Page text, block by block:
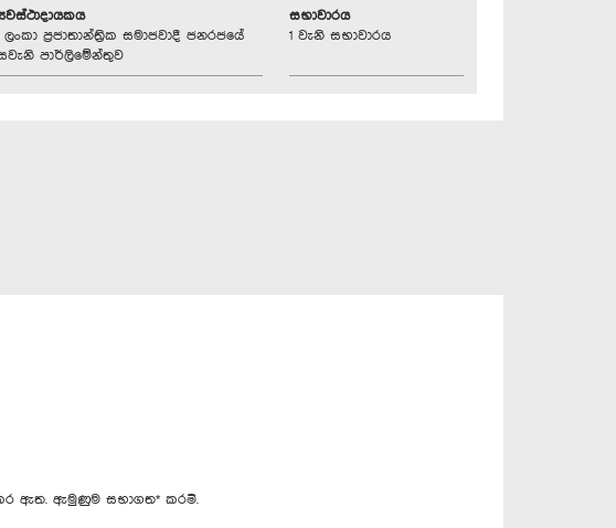
ලංකා ප්‍රජාතාන්ත්‍රික සමාජවාදී ජනරජයේ
පාර්ලිමේන්තුව
සභාවාරය
1 වැනි සභාවාරය
ඇත. ඇමුණුම සභාගත* කරමි.